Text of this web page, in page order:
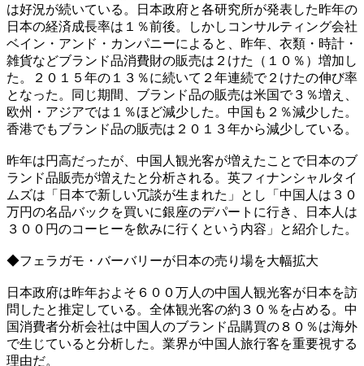
は好況が続いている。日本政府と各研究所が発表した昨年の
日本の経済成長率は１％前後。しかしコンサルティング会社
ベイン・アンド・カンパニーによると、昨年、衣類・時計・
雑貨などブランド品消費財の販売は２けた（１０％）増加し
た。２０１５年の１３％に続いて２年連続で２けたの伸び率
となった。同じ期間、ブランド品の販売は米国で３％増え、
欧州・アジアでは１％ほど減少した。中国も２％減少した。
香港でもブランド品の販売は２０１３年から減少している。
昨年は円高だったが、中国人観光客が増えたことで日本のブ
ランド品販売が増えたと分析される。英フィナンシャルタイ
ムズは「日本で新しい冗談が生まれた」とし「中国人は３０
万円の名品バックを買いに銀座のデパートに行き、日本人は
３００円のコーヒーを飲みに行くという内容」と紹介した。
◆フェラガモ・バーバリーが日本の売り場を大幅拡大
日本政府は昨年およそ６００万人の中国人観光客が日本を訪
問したと推定している。全体観光客の約３０％を占める。中
国消費者分析会社は中国人のブランド品購買の８０％は海外
で生じていると分析した。業界が中国人旅行客を重要視する
理由だ。